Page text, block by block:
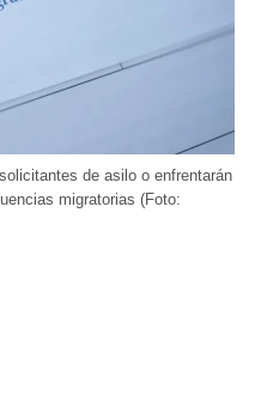
de asilo o enfrentarán
migratorias (Foto: